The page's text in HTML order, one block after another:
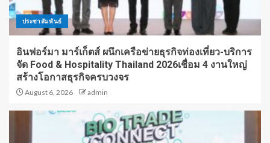
ประชาสัมพันธ์
อินฟอร์มา มาร์เก็ตส์ ผนึกเครือข่ายธุรกิจท่องเที่ยว-บริการ
จัด Food & Hospitality Thailand 2026เชื่อม 4 งานใหญ่
สร้างโอกาสธุรกิจครบวงจร
August 6, 2026 admin